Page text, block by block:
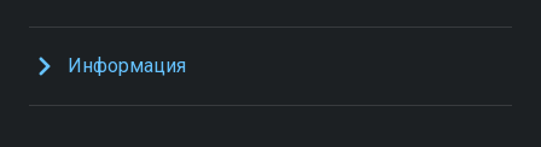
Информация